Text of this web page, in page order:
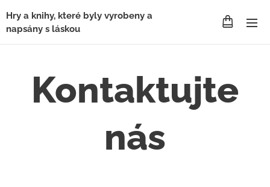
Hry a knihy, které byly vyrobeny a
napsány s láskou
Kontaktujte
nás